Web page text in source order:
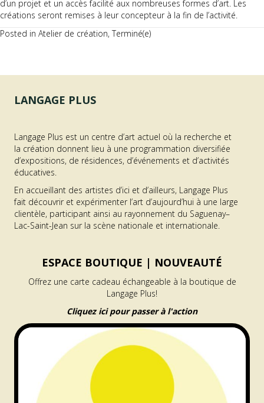
d’un projet et un accès facilité aux nombreuses formes d’art. Les
créations seront remises à leur concepteur à la fin de l’activité.
Posted in Atelier de création,Terminé(e)
LANGAGE PLUS
Langage Plus est un centre d’art actuel où la recherche et
la création donnent lieu à une programmation diversifiée
d’expositions, de résidences, d’événements et d’activités
éducatives.
En accueillant des artistes d’ici et d’ailleurs, Langage Plus
fait découvrir et expérimenter l’art d’aujourd’hui à une large
clientèle, participant ainsi au rayonnement du Saguenay–
Lac-Saint-Jean sur la scène nationale et internationale.
ESPACE BOUTIQUE | NOUVEAUTÉ
Offrez une carte cadeau échangeable à la boutique de
Langage Plus!
Cliquez ici pour passer à l'action